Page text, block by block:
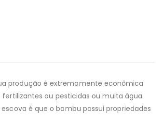
produção é extremamente econômica
ou pesticidas ou muita água.
é que o bambu possui propriedades